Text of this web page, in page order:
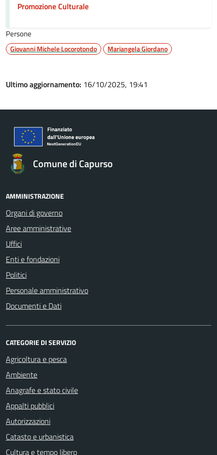
Promozione Culturale
Persone
Giovanni Michele Locorotondo Mariangela Giordano
Ultimo aggiornamento: 16/10/2025, 19:41
Comune di Capurso
AMMINISTRAZIONE
Organi di governo
Aree amministrative
Uffici
Enti e fondazioni
Politici
Personale amministrativo
Documenti e Dati
CATEGORIE DI SERVIZIO
Agricoltura e pesca
Ambiente
Anagrafe e stato civile
Appalti pubblici
Autorizzazioni
Catasto e urbanistica
Cultura e tempo libero